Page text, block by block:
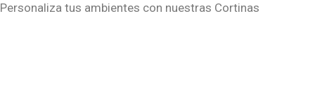
Personaliza tus ambientes con nuestras Cortinas